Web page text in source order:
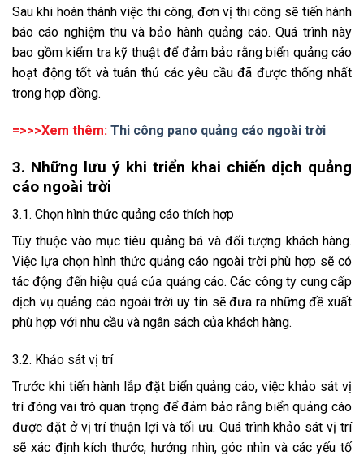
Sau khi hoàn thành việc thi công, đơn vị thi công sẽ tiến hành
báo cáo nghiệm thu và bảo hành quảng cáo. Quá trình này
bao gồm kiểm tra kỹ thuật để đảm bảo rằng biển quảng cáo
hoạt động tốt và tuân thủ các yêu cầu đã được thống nhất
trong hợp đồng.
=>>>Xem thêm: Thi công pano quảng cáo ngoài trời
3. Những lưu ý khi triển khai chiến dịch quảng
cáo ngoài trời
3.1. Chọn hình thức quảng cáo thích hợp
Tùy thuộc vào mục tiêu quảng bá và đối tượng khách hàng.
Việc lựa chọn hình thức quảng cáo ngoài trời phù hợp sẽ có
tác động đến hiệu quả của quảng cáo. Các công ty cung cấp
dịch vụ quảng cáo ngoài trời uy tín sẽ đưa ra những đề xuất
phù hợp với nhu cầu và ngân sách của khách hàng.
3.2. Khảo sát vị trí
Trước khi tiến hành lắp đặt biển quảng cáo, việc khảo sát vị
trí đóng vai trò quan trọng để đảm bảo rằng biển quảng cáo
được đặt ở vị trí thuận lợi và tối ưu. Quá trình khảo sát vị trí
sẽ xác định kích thước, hướng nhìn, góc nhìn và các yếu tố